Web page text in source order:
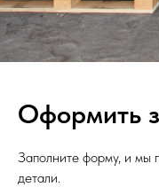
Оформить
Заполните форму, и мы
детали.